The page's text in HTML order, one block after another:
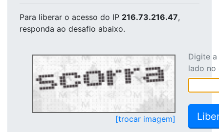
Para liberar o acesso do IP 216.73.216.47,
responda ao desafio abaixo.
[trocar imagem]
Digite
lado no